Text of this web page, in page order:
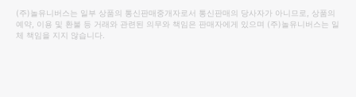
(주)놀유니버스는 일부 상품의 통신판매중개자로서 통신판매의 당사자가 아니므로, 상품의
예약, 이용 및 환불 등 거래와 관련된 의무와 책임은 판매자에게 있으며 (주)놀유니버스는 일
체 책임을 지지 않습니다.